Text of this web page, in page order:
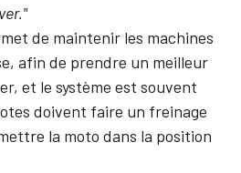
de maintenir les machines
afin de prendre un meilleur
et le système est souvent
doivent faire un freinage
la moto dans la position